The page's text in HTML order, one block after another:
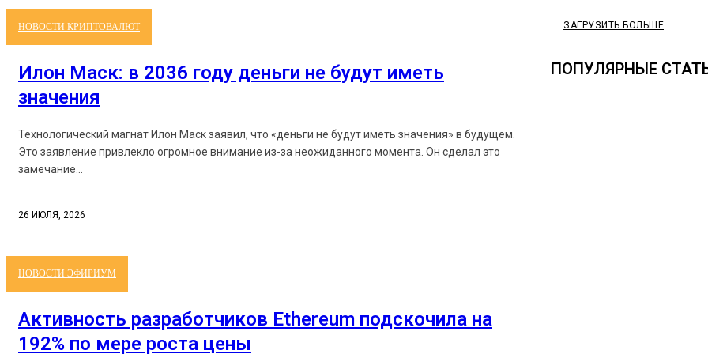
НОВОСТИ КРИПТОВАЛЮТ
Илон Маск: в 2036 году деньги не будут иметь
значения
Технологический магнат Илон Маск заявил, что «деньги не будут иметь значения» в будущем.
Это заявление привлекло огромное внимание из-за неожиданного момента. Он сделал это
замечание...
26 ИЮЛЯ, 2026
НОВОСТИ ЭФИРИУМ
Активность разработчиков Ethereum подскочила на
192% по мере роста цены
ЗАГРУЗИТЬ БОЛЬШЕ
ПОПУЛЯРНЫЕ